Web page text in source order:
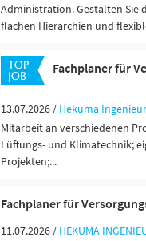
Administration. Gestalten Sie
flachen Hierarchien und
Fachplaner für
13.07.2026 / Hekuma
Mitarbeit an verschiedenen
Lüftungs- und Klimatechnik;
Projekten;...
Fachplaner für
11.07.2026 / HEKUMA